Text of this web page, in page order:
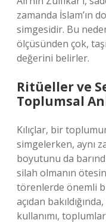
zamanda İslam’ın
simgesidir. Bu
ölçüsünden çok,
değerini belirler.
Ritüeller ve
Toplumsal
Kılıçlar, bir
simgelerken, aynı
boyutunu da
silah olmanın
törenlerde önemli
açıdan
kullanımı,